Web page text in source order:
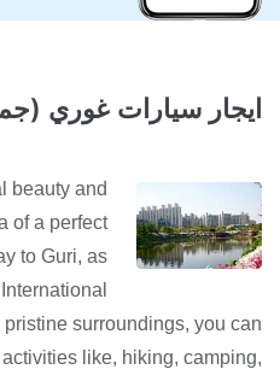
ايجار سيارات غوري
beauty and
of a perfect
to Guri, as
surroundings, you can
like, hiking, camping,